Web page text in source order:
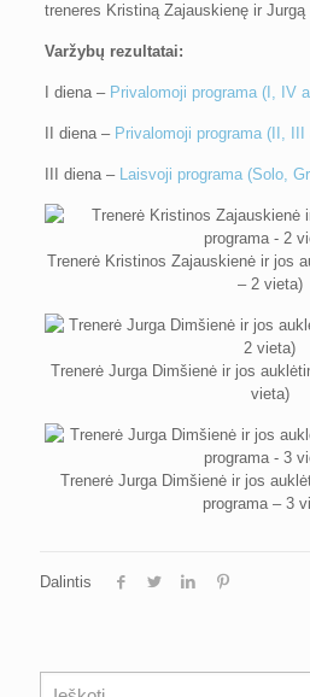
treneres Kristiną Zajauskienę ir Jurgą
Varžybų rezultatai:
I diena – Privalomoji programa (I, IV
II diena – Privalomoji programa (II,
III diena – Laisvoji programa (Solo,
Trenerė Kristinos Zajauskienė ir jos
– 2 vieta)
Trenerė Jurga Dimšienė ir jos
vieta)
Trenerė Jurga Dimšienė ir jos
programa – 3
Dalintis
Paieška